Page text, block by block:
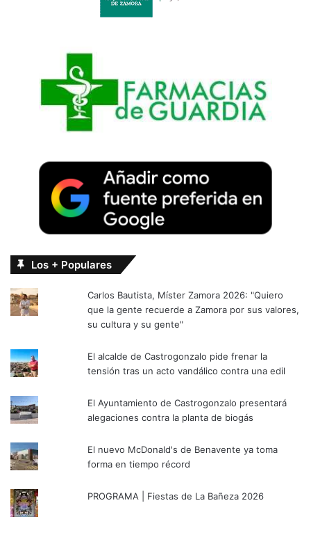
Los + Populares
Carlos Bautista, Míster Zamora 2026: "Quiero
que la gente recuerde a Zamora por sus valores,
su cultura y su gente"
El alcalde de Castrogonzalo pide frenar la
tensión tras un acto vandálico contra una edil
El Ayuntamiento de Castrogonzalo presentará
alegaciones contra la planta de biogás
El nuevo McDonald's de Benavente ya toma
forma en tiempo récord
PROGRAMA | Fiestas de La Bañeza 2026